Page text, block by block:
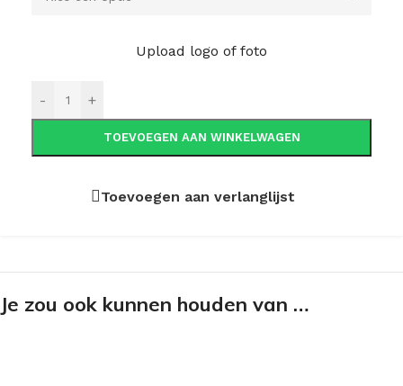
Upload logo of foto
- +
TOEVOEGEN AAN WINKELWAGEN
Toevoegen aan verlanglijst
Je zou ook kunnen houden van …